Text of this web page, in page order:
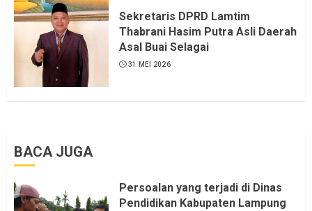
Dapat saya pastikan penuh Unsur
KKN, dan Unsur Politik.
6 AGUSTUS 2026
Sekretaris DPRD Lamtim
Thabrani Hasim Putra Asli Daerah
Asal Buai Selagai
31 MEI 2026
BACA JUGA
Persoalan yang terjadi di Dinas
Pendidikan Kabupaten Lampung